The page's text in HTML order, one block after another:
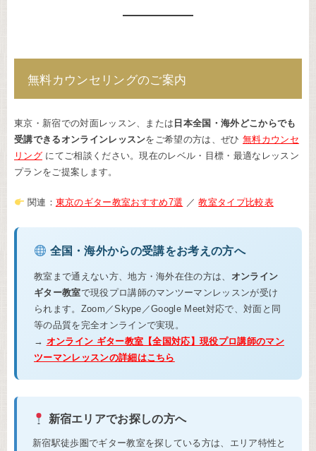
無料カウンセリングのご案内
東京・新宿での対面レッスン、または 日本全国・海外どこからでも
受講できるオンラインレッスンをご希望の方は、ぜひ無料カウンセ
リングにてご相談ください。現在のレベル・目標・最適なレッスン
プランをご提案します。
関連： 東京のギター教室おすすめ7選 ／教室タイプ比較表
全国・海外からの受講をお考えの方へ
教室まで通えない方、地方・海外在住の方は、 オンライン
ギター教室で現役プロ講師のマンツーマンレッスンが受け
られます。Zoom／Skype／Google Meet対応で、対面と同
等の品質を完全オンラインで実現。
→ オンライン ギター教室【全国対応】現役プロ講師のマン
ツーマンレッスンの詳細はこちら
新宿エリアでお探しの方へ
新宿駅徒歩圏でギター教室を探している方は、エリア特性と